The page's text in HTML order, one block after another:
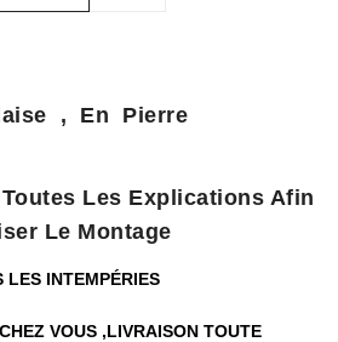
, En Pierre
Les Explications Afin
Le Montage
LES INTEMPÉRIES
VOUS ,LIVRAISON TOUTE